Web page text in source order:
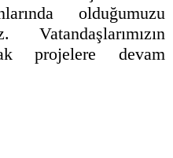
olduğumuzu
projelere devam